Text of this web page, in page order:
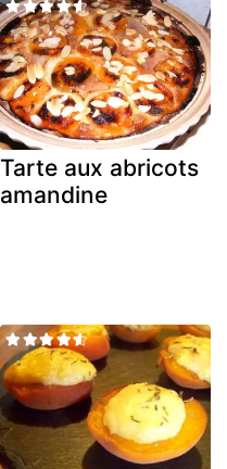
Tarte aux abricots
amandine